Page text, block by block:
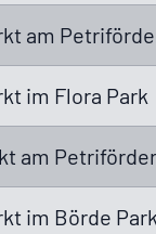
am
im Flora Park
am Petri­för­der
im Börde Park